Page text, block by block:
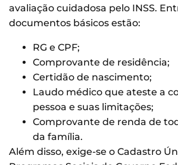
avaliação cuidadosa pelo INSS.
documentos básicos estão:
RG e CPF;
Comprovante de residência;
Certidão de nascimento;
Laudo médico que ateste a
pessoa e suas limitações;
Comprovante de renda de
da família.
Além disso, exige-se o Cadastro